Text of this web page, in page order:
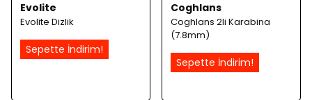
Evolite
Evolite Dizlik
Sepette İndirim!
Coghlans
Coghlans 2li Karabina
(7.8mm)
Sepette İndirim!